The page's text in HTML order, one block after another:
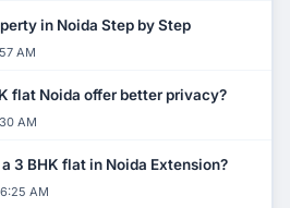
in Noida Step by Step
AM
flat Noida offer better privacy?
AM
3 BHK flat in Noida Extension?
AM